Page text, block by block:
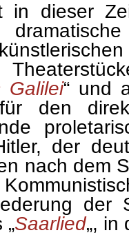
in dieser
Galilei“ und
den
der
nach dem
der
„Saarlied„, in